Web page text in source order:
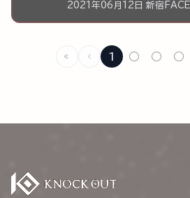
2021年06月12日 新宿FACE
1 ○ ○ ○